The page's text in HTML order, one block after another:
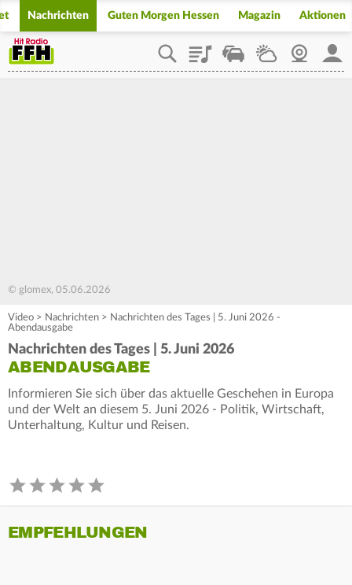
Nachrichten Guten Morgen Hessen Magazin Aktionen
PlaylistStaupilotWetterWebcam
© glomex, 05.06.2026
Video > Nachrichten > Nachrichten des Tages | 5. Juni 2026 -
Abendausgabe
Nachrichten des Tages | 5. Juni 2026
ABENDAUSGABE
Informieren Sie sich über das aktuelle Geschehen in Europa
und der Welt an diesem 5. Juni 2026 - Politik, Wirtschaft,
Unterhaltung, Kultur und Reisen.
EMPFEHLUNGEN